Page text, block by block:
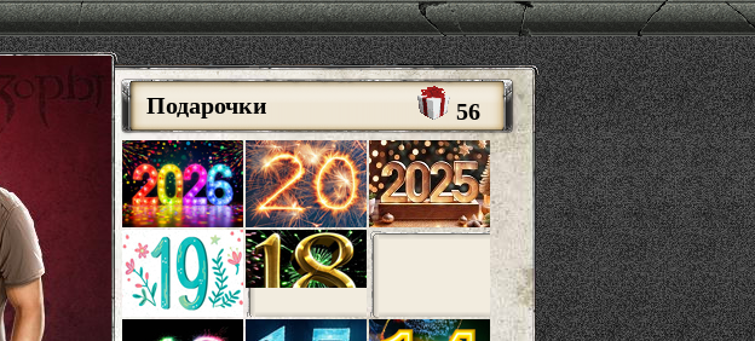
Подарочки 56